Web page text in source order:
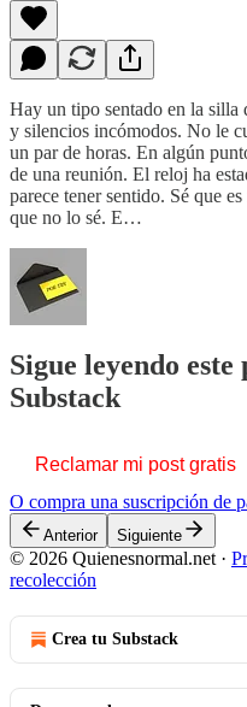
Hay un tipo sentado en la silla
y silencios incómodos. No le
un par de horas. En algún
de una reunión. El reloj ha
parece tener sentido. Sé que
que no lo sé. E…
Sigue leyendo
Substack
Reclamar mi post gratis
O compra una suscripción de
Anterior Siguiente
© 2026 Quienesnormal.net ·
recolección
Crea tu Substack